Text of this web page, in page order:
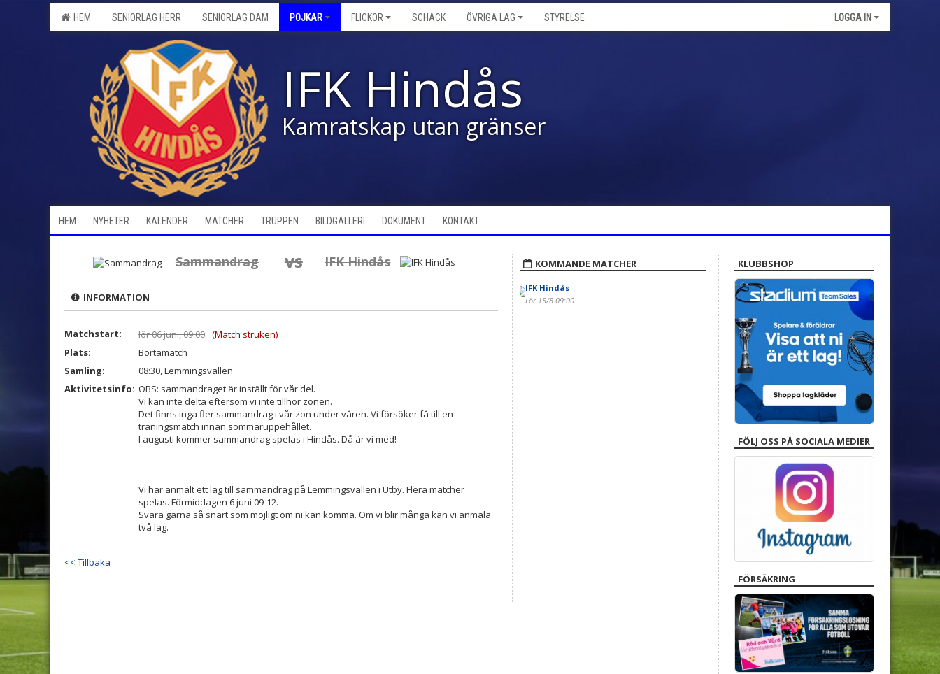
HEM SENIORLAG HERR SENIORLAG DAM POJKAR FLICKOR SCHACK ÖVRIGA LAG STYRELSE LOGGA IN
IFK Hindås
Kamratskap utan gränser
HEM NYHETER KALENDER MATCHER TRUPPEN BILDGALLERI DOKUMENT KONTAKT
Sammandrag vs IFK Hindås
INFORMATION
Matchstart: lör 06 juni, 09:00 (Match struken)
Plats:
Bortamatch
Samling:
08:30, Lemmingsvallen
Aktivitetsinfo: OBS: sammandraget är inställt för vår del.
Vi kan inte delta eftersom vi inte tillhör zonen.
Det finns inga fler sammandrag i vår zon under våren. Vi försöker få till en
träningsmatch innan sommaruppehållet.
I augusti kommer sammandrag spelas i Hindås. Då är vi med!
Vi har anmält ett lag till sammandrag på Lemmingsvallen i Utby. Flera matcher
spelas. Förmiddagen 6 juni 09-12.
Svara gärna så snart som möjligt om ni kan komma. Om vi blir många kan vi anmäla
två lag.
<< Tillbaka
KOMMANDE MATCHER
IFK Hindås-
Lör 15/8 09:00
KLUBBSHOP
FÖLJ OSS PÅ SOCIALA MEDIER
FÖRSÄKRING